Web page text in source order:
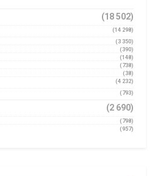
(18 502)
(14 298)
(3 350)
(390)
(148)
(738)
(38)
(4 232)
(793)
(2 690)
(798)
(957)